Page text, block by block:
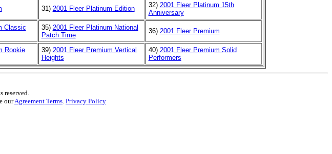
31) 2001 Fleer Platinum Edition 32) 2001 Fleer Platinum 15th
Anniversary
Classic
35) 2001 Fleer Platinum National
Patch Time
36) 2001 Fleer Premium
Rookie
39) 2001 Fleer Premium Vertical
Heights
40) 2001 Fleer Premium Solid
Performers
reserved.
ourAgreement Terms. Privacy Policy